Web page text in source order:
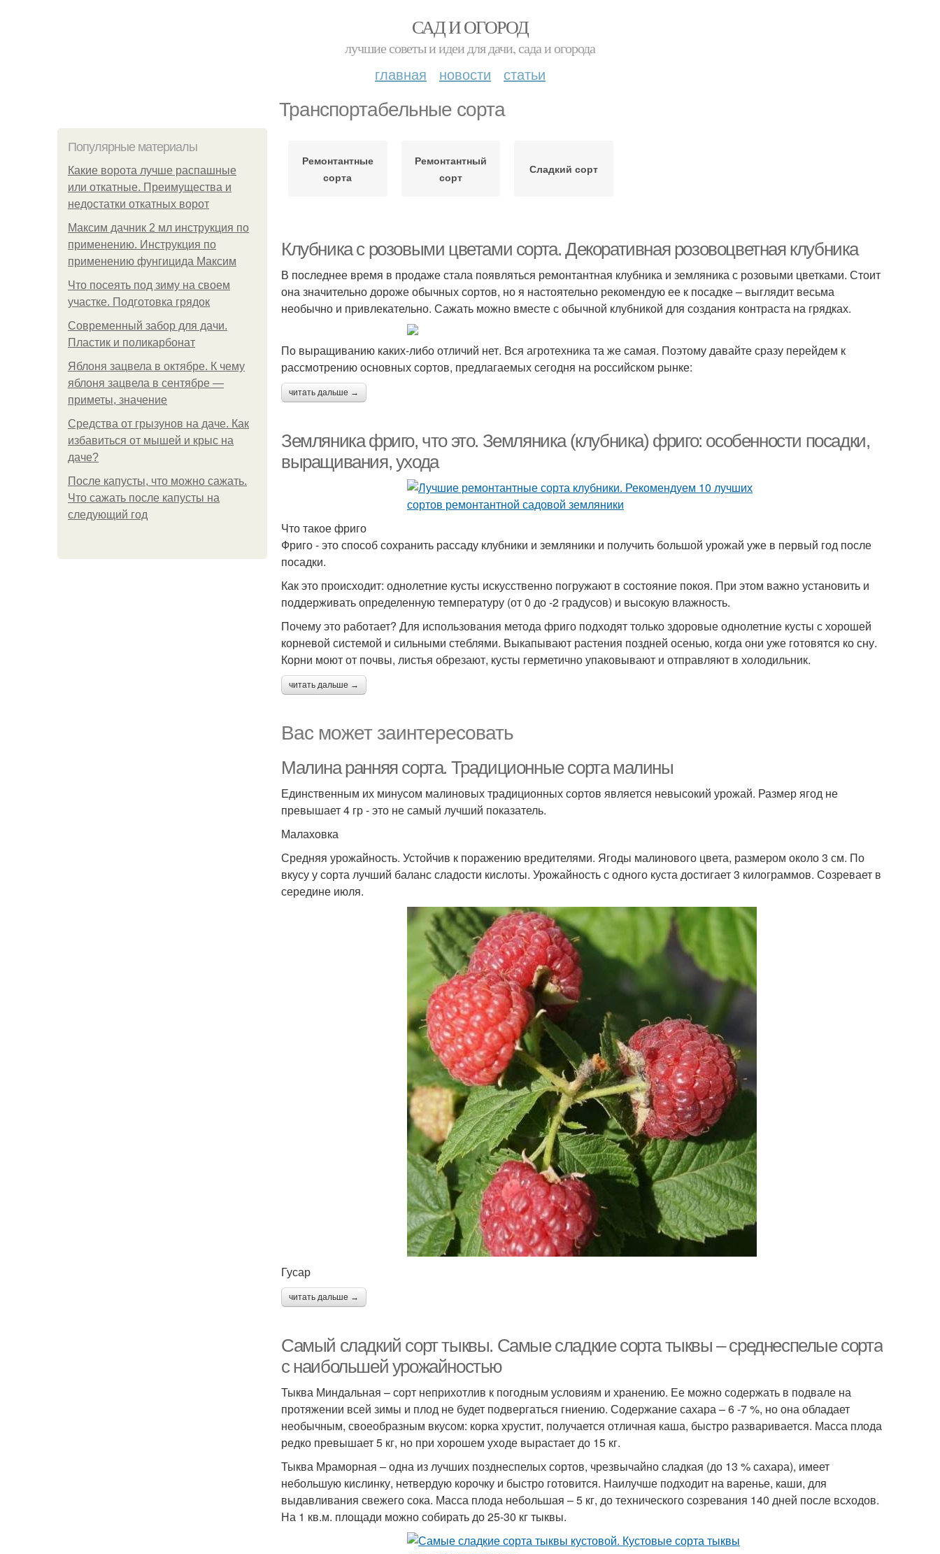
САД И ОГОРОД
лучшие советы и идеи для дачи, сада и огорода
главная новости статьи
Транспортабельные сорта
Популярные материалы
Какие ворота лучше распашные
или откатные. Преимущества и
недостатки откатных ворот
Максим дачник 2 мл инструкция по
применению. Инструкция по
применению фунгицида Максим
Что посеять под зиму на своем
участке. Подготовка грядок
Современный забор для дачи.
Пластик и поликарбонат
Яблоня зацвела в октябре. К чему
яблоня зацвела в сентябре —
приметы, значение
Средства от грызунов на даче. Как
избавиться от мышей и крыс на
даче?
После капусты, что можно сажать.
Что сажать после капусты на
следующий год
Ремонтантные
сорта
Ремонтантный
сорт
Сладкий сорт
Клубника с розовыми цветами сорта. Декоративная розовоцветная клубника
В последнее время в продаже стала появляться ремонтантная клубника и земляника с розовыми цветками. Стоит
она значительно дороже обычных сортов, но я настоятельно рекомендую ее к посадке – выглядит весьма
необычно и привлекательно. Сажать можно вместе с обычной клубникой для создания контраста на грядках.
По выращиванию каких-либо отличий нет. Вся агротехника та же самая. Поэтому давайте сразу перейдем к
рассмотрению основных сортов, предлагаемых сегодня на российском рынке:
читать дальше →
Земляника фриго, что это. Земляника (клубника) фриго: особенности посадки,
выращивания, ухода
Что такое фриго
Фриго - это способ сохранить рассаду клубники и земляники и получить большой урожай уже в первый год после
посадки.
Как это происходит: однолетние кусты искусственно погружают в состояние покоя. При этом важно установить и
поддерживать определенную температуру (от 0 до -2 градусов) и высокую влажность.
Почему это работает? Для использования метода фриго подходят только здоровые однолетние кусты с хорошей
корневой системой и сильными стеблями. Выкапывают растения поздней осенью, когда они уже готовятся ко сну.
Корни моют от почвы, листья обрезают, кусты герметично упаковывают и отправляют в холодильник.
читать дальше →
Вас может заинтересовать
Малина ранняя сорта. Традиционные сорта малины
Единственным их минусом малиновых традиционных сортов является невысокий урожай. Размер ягод не
превышает 4 гр - это не самый лучший показатель.
Малаховка
Средняя урожайность. Устойчив к поражению вредителями. Ягоды малинового цвета, размером около 3 см. По
вкусу у сорта лучший баланс сладости кислоты. Урожайность с одного куста достигает 3 килограммов. Созревает в
середине июля.
Гусар
читать дальше →
Самый сладкий сорт тыквы. Самые сладкие сорта тыквы – среднеспелые сорта
с наибольшей урожайностью
Тыква Миндальная – сорт неприхотлив к погодным условиям и хранению. Ее можно содержать в подвале на
протяжении всей зимы и плод не будет подвергаться гниению. Содержание сахара – 6 -7 %, но она обладает
необычным, своеобразным вкусом: корка хрустит, получается отличная каша, быстро разваривается. Масса плода
редко превышает 5 кг, но при хорошем уходе вырастает до 15 кг.
Тыква Мраморная – одна из лучших позднеспелых сортов, чрезвычайно сладкая (до 13 % сахара), имеет
небольшую кислинку, нетвердую корочку и быстро готовится. Наилучше подходит на варенье, каши, для
выдавливания свежего сока. Масса плода небольшая – 5 кг, до технического созревания 140 дней после всходов.
На 1 кв.м. площади можно собирать до 25-30 кг тыквы.